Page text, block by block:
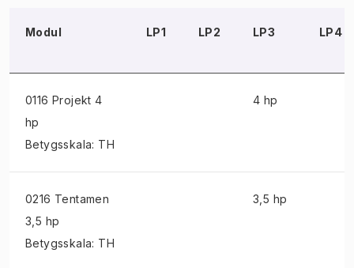
Modul LP1 LP2 LP3 LP4
0116 Projekt 4
hp
Betygsskala: TH
4 hp
0216 Tentamen
3,5 hp
Betygsskala: TH
3,5 hp